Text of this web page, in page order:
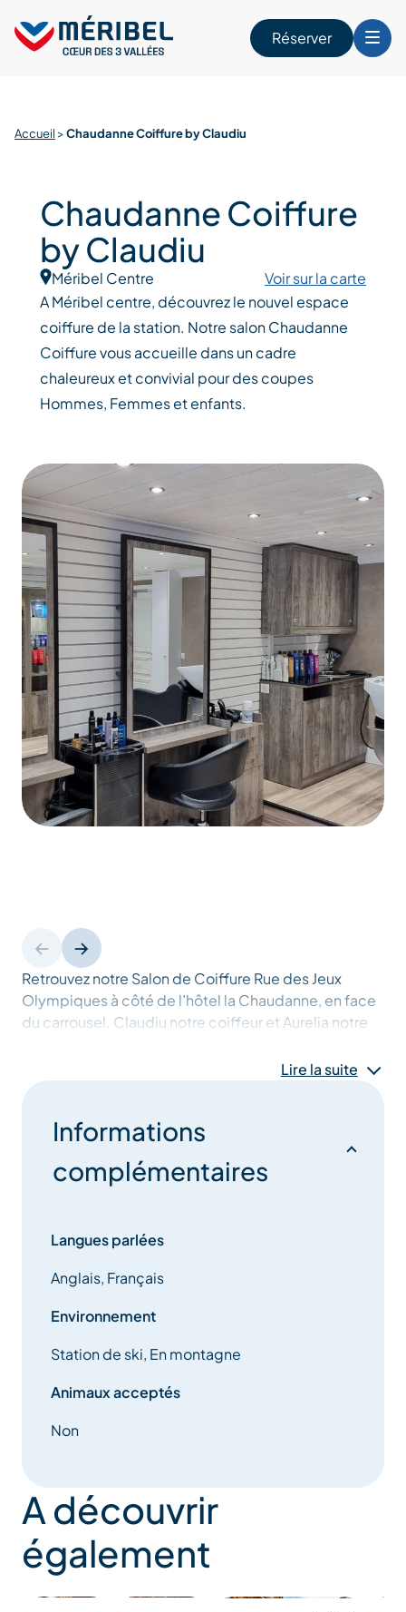
content
Réserver
Accueil >Chaudanne Coiffure by Claudiu
Retrouvez notre Salon de Coiffure Rue des Jeux
Olympiques à côté de l’hôtel la Chaudanne, en face
du carrousel. Claudiu notre coiffeur et Aurelia notre
Lire la suite
Informations
complémentaires
Langues parlées
Anglais, Français
Environnement
Station de ski, En montagne
Animaux acceptés
Non
A découvrir
également
Chaudanne Coiffure
by Claudiu
Méribel Centre
Voir sur la carte
A Méribel centre, découvrez le nouvel espace
coiffure de la station. Notre salon Chaudanne
Coiffure vous accueille dans un cadre
chaleureux et convivial pour des coupes
Hommes, Femmes et enfants.